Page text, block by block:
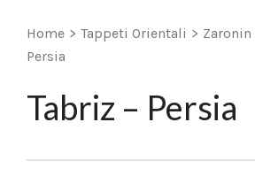
Home > Tappeti Orientali > Zaronin
Persia
Tabriz – Persia